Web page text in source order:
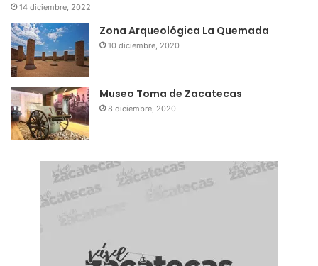
14 diciembre, 2022
Zona Arqueológica La Quemada
10 diciembre, 2020
Museo Toma de Zacatecas
8 diciembre, 2020